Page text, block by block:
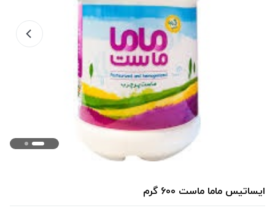
ایساتیس ماما ماست 600 گرم